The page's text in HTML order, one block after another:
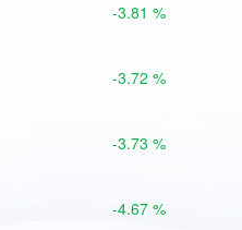
-3.81 %
-3.72 %
-3.73 %
-4.67 %